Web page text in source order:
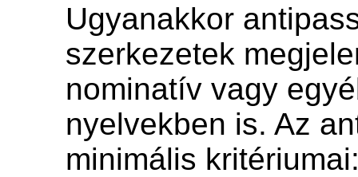
Ugyanakkor
szerkezetek
nominatív vagy
nyelvekben is. Az
minimális